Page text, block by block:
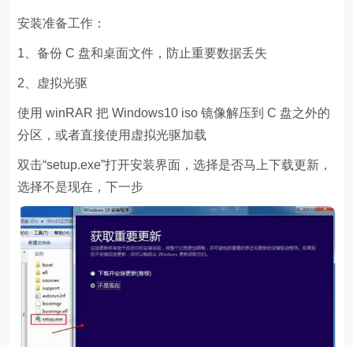
安装准备工作：
1、备份 C 盘和桌面文件，防止重要数据丢失
2、虚拟光驱
使用 winRAR 把 Windows10 iso 镜像解压到 C 盘之外的
分区，或者直接使用虚拟光驱加载
双击“setup.exe”打开安装界面，选择是否马上下载更新，
选择不是现在，下一步